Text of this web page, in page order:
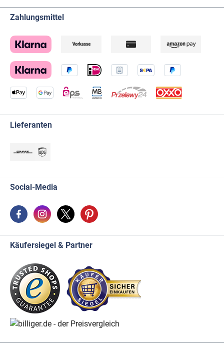
Zahlungsmittel
Lieferanten
Social-Media
Käufersiegel & Partner